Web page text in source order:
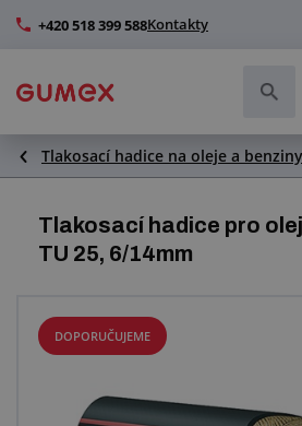
+420 518 399 588Kontakty
Hadice a jejich kompletace
Profily a výroba těsnění
Dopravníkové pásy a montáž
Zlepšení pracovního prostředí
Tlakosací hadice na oleje a benziny
Tlakosací hadice pro
TU 25, 6/14mm
DOPORUČUJEME